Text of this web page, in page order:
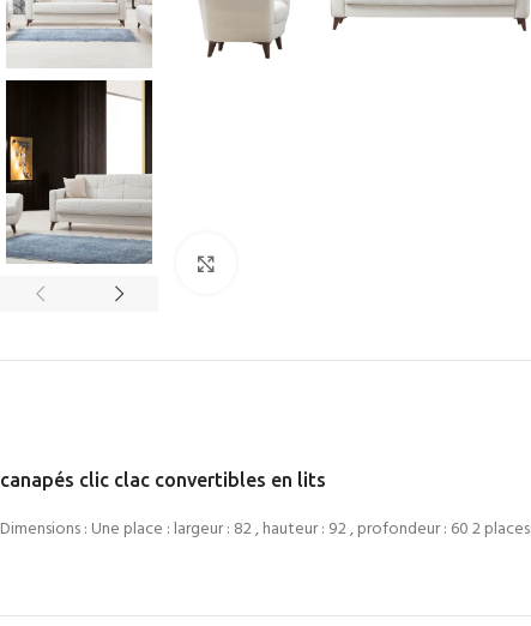
canapés clic clac convertibles en lits
Dimensions : Une place : largeur : 82 , hauteur : 92 , profondeur : 60 2